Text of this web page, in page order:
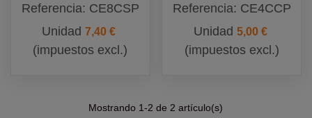
Serpentinas
Referencia: CE8CSP
Unidad7,40 €
(impuestos excl.)
Confeti
Personalizable
Referencia: CE4CCP
Unidad 5,00 €
(impuestos excl.)
Mostrando 1-2 de 2 artículo(s)